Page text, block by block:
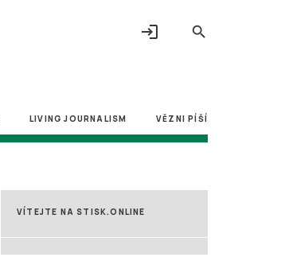
search
login
LIVING JOURNALISM VĚZNI PÍŠÍ
VÍTEJTE NA STISK.ONLINE